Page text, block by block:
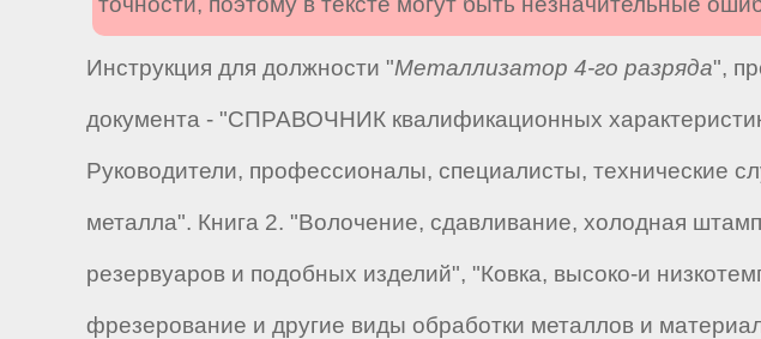
Инструкция для должности "Металлизатор 4-го разряда",
документа - "СПРАВОЧНИК квалификационных
Руководители, профессионалы, специалисты, технические
металла". Книга 2. "Волочение, сдавливание, холодная
резервуаров и подобных изделий", "Ковка, высоко-и
фрезерование и другие виды обработки металлов и